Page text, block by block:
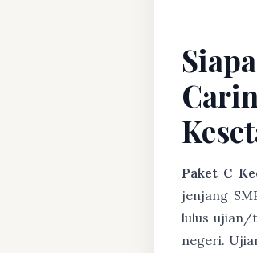
Paket C
jenjang
lulus ujian/
negeri.